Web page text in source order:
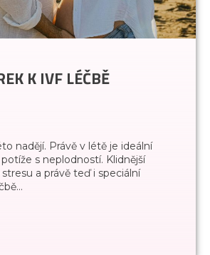
K IVF LÉČBĚ
nadějí. Právě v létě je ideální
s neplodností. Klidnější
a právě teď i speciální
nejsme schopni odbavovat
Prosím, využijte
zavolejte na horkou
+420 725 666 111
Clinic Olomouc